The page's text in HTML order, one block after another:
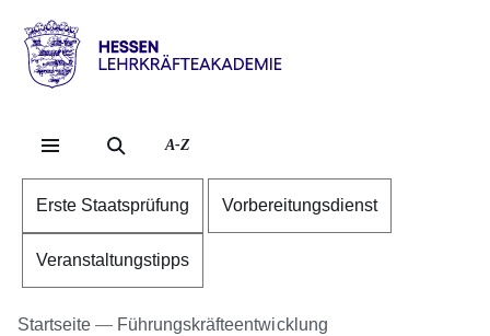
Direkt zum Kopf der
Direkt zum Inhalt
Direkt zum Fuß der
Hessen
Lehrkräfteakademie
A-Z
Erste Staatsprüfung Vorbereitungsdienst
Veranstaltungstipps
Startseite
Führungskräfteentwicklung